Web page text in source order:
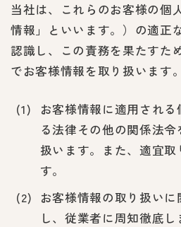
当社は、これらのお客様の個
情報」といいます。）の適正
認識し、この責務を果たすた
でお客様情報を取り扱います。
お客様情報に適用され
る法律その他の関係法
扱います。また、適宜
す。
お客様情報の取り扱い
し、従業者に周知徹底